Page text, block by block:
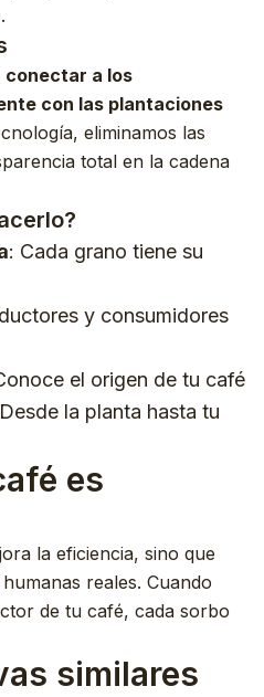
conectar a los
con las plantaciones
eliminamos las
total en la cadena
: Cada grano tiene su
y consumidores
el origen de tu café
la planta hasta tu
es
la eficiencia, sino que
reales. Cuando
de tu café, cada sorbo
similares